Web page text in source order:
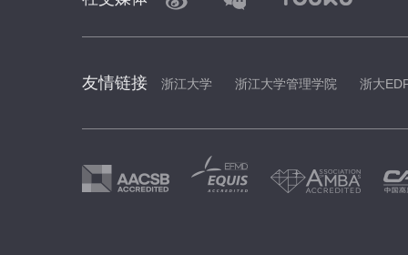
友情链接 浙江大学 浙江大学管理学院 浙大